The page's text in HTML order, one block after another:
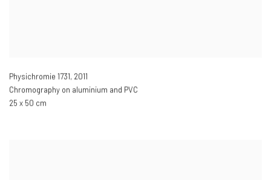
Physichromie 1731, 2011
Chromography on aluminium and PVC
25 x 50 cm